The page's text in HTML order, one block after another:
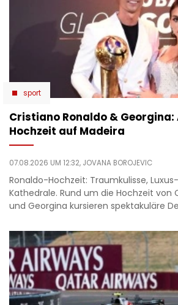
sport
Cristiano Ronaldo & Georgina:
Hochzeit auf Madeira
07.08.2026 UM 12:32, JOVANA BOROJEVIC
Ronaldo-Hochzeit: Traumkulisse,
Kathedrale. Rund um die Hochzeit von
und Georgina kursieren spektakuläre